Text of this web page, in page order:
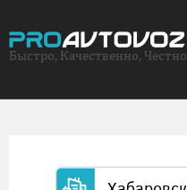
Быстро, Качественно, Честно